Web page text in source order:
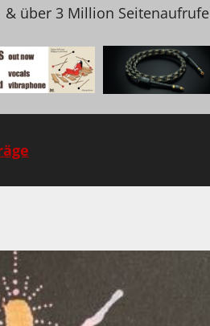
& über 3 Million Seitenaufrufe